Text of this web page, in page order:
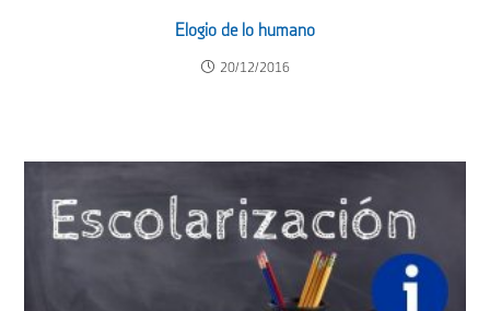
Elogio de lo humano
20/12/2016